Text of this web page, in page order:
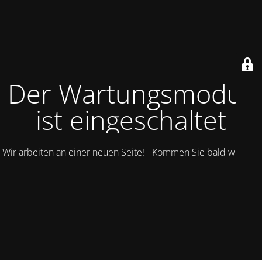
Der Wartungsmodus
ist eingeschaltet
Wir arbeiten an einer neuen Seite! - Kommen Sie bald wieder.